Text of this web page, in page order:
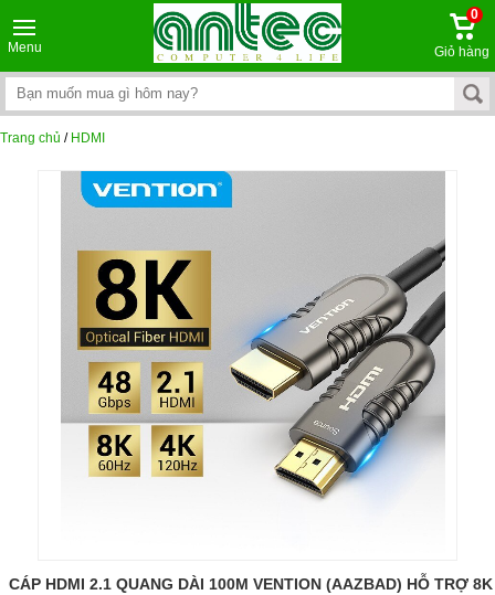
Menu
0
Giỏ hàng
Trang chủ / HDMI
CÁP HDMI 2.1 QUANG DÀI 100M VENTION (AAZBAD) HỖ TRỢ 8K